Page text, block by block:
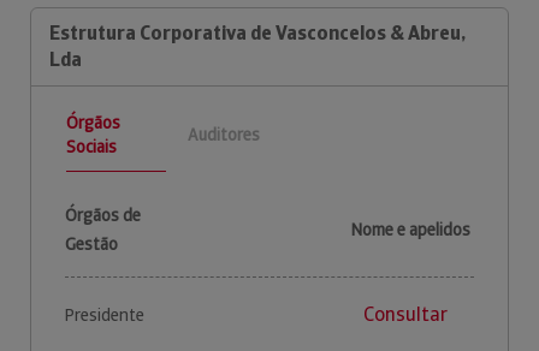
Estrutura Corporativa de Vasconcelos & Abreu,
Lda
Órgãos
Sociais
Auditores
Órgãos de
Gestão
Nome e apelidos
Presidente Consultar